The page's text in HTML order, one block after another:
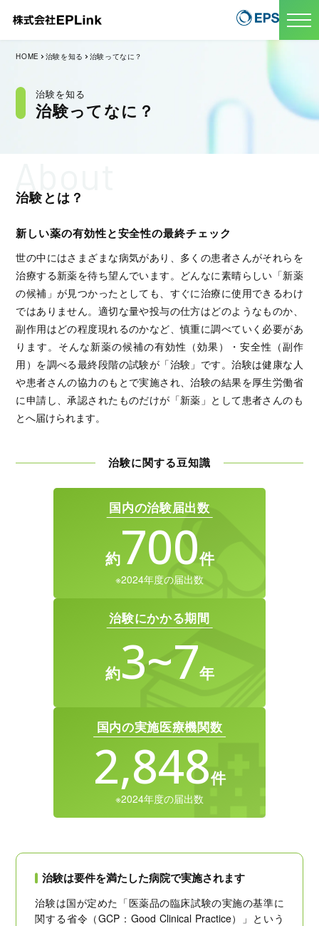
HOME 治験を知る 治験ってなに？
治験を知る
治験ってなに？
治験とは？
新しい薬の有効性と安全性の最終チェック
世の中にはさまざまな病気があり、多くの患者さんがそれらを
治療する新薬を待ち望んでいます。どんなに素晴らしい「新薬
の候補」が見つかったとしても、すぐに治療に使用できるわけ
ではありません。適切な量や投与の仕方はどのようなものか、
副作用はどの程度現れるのかなど、慎重に調べていく必要があ
ります。そんな新薬の候補の有効性（効果）・安全性（副作
用）を調べる最終段階の試験が「治験」です。治験は健康な人
や患者さんの協力のもとで実施され、治験の結果を厚生労働省
に申請し、承認されたものだけが「新薬」として患者さんのも
とへ届けられます。
治験に関する豆知識
国内の治験届出数
約700件
※2024年度の届出数
治験にかかる期間
約3~7年
国内の実施医療機関数
2,848件
※2024年度の届出数
治験は要件を満たした病院で実施されます
治験は国が定めた「医薬品の臨床試験の実施の基準に
関する省令（GCP：Good Clinical Practice）」という